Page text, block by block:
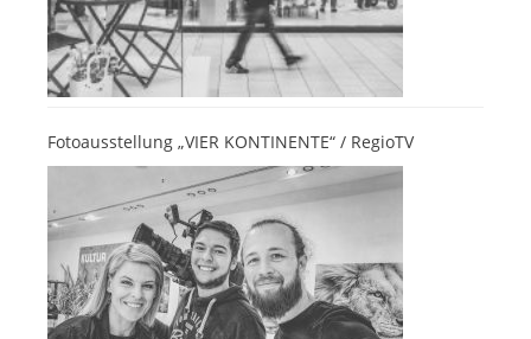
Fotoausstellung „VIER KONTINENTE“ / RegioTV